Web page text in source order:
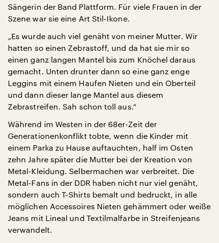
Sängerin der Band Plattform. Für viele Frauen in der
Szene war sie eine Art Stil-Ikone.
„Es wurde auch viel genäht von meiner Mutter. Wir
hatten so einen Zebrastoff, und da hat sie mir so
einen ganz langen Mantel bis zum Knöchel daraus
gemacht. Unten drunter dann so eine ganz enge
Leggins mit einem Haufen Nieten und ein Oberteil
und dann dieser lange Mantel aus diesem
Zebrastreifen. Sah schon toll aus.“
Während im Westen in der 68er-Zeit der
Generationenkonflikt tobte, wenn die Kinder mit
einem Parka zu Hause auftauchten, half im Osten
zehn Jahre später die Mutter bei der Kreation von
Metal-Kleidung. Selbermachen war verbreitet. Die
Metal-Fans in der DDR haben nicht nur viel genäht,
sondern auch T-Shirts bemalt und bedruckt, in alle
möglichen Accessoires Nieten gehämmert oder weiße
Jeans mit Lineal und Textilmalfarbe in Streifenjeans
verwandelt.